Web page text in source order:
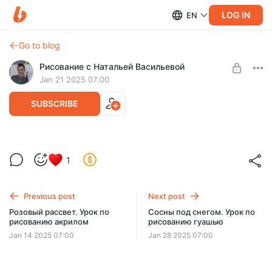
EN LOG IN
Go to blog
Рисование с Натальей Васильевой
Jan 21 2025 07:00
SUBSCRIBE
Дорога в лесу. Урок по рисованию
акрилом
в лесу акриловыми красками. Длительность - 1 час 18
минут.
UNLOCK POST
1
Previous post
Розовый рассвет. Урок по
рисованию акрилом
Jan 14 2025 07:00
Next post
Сосны под снегом. Урок по
рисованию гуашью
Jan 28 2025 07:00